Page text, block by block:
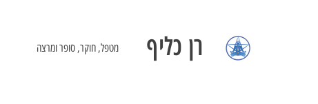
מטפל, חוקר, סופר ומרצה רן כליף